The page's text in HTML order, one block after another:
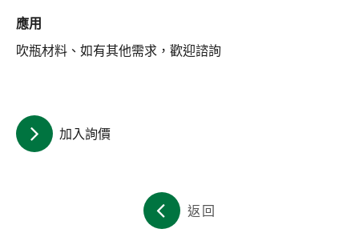
應用
吹瓶材料、如有其他需求，歡迎諮詢
加入詢價
返回
關於集泉
繁體中文